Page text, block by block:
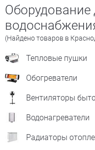
Оборудование
(Найдено товаров в
Тепловые пушки
Обогреватели
Вентиляторы
Водонагреватели
Радиаторы